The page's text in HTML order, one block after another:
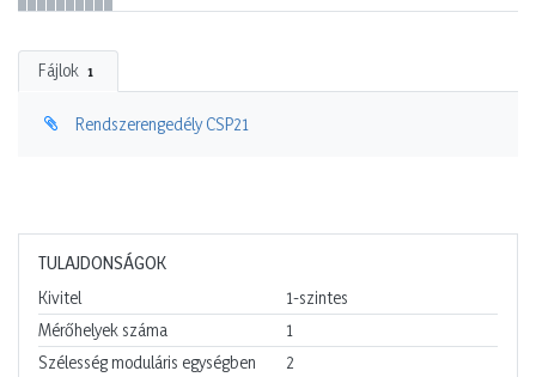
Fájlok 1
Rendszerengedély CSP21
TULAJDONSÁGOK
Kivitel
1-szintes
Mérőhelyek száma
1
Szélesség moduláris egységben
2